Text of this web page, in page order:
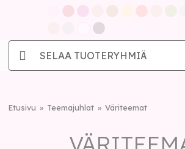
SELAA TUOTERYHMIÄ
Etusivu Teemajuhlat Väriteemat